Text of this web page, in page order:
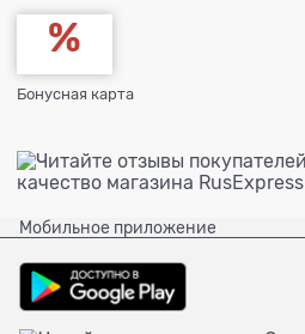
Бонусная карта
Мобильное приложение